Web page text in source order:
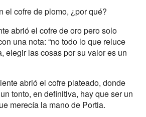
el cofre de plomo, ¿por qué?
abrió el cofre de oro pero solo
una nota: “no todo lo que reluce
elegir las cosas por su valor es un
abrió el cofre plateado, donde
tonto, en definitiva, hay que ser un
merecía la mano de Portia.